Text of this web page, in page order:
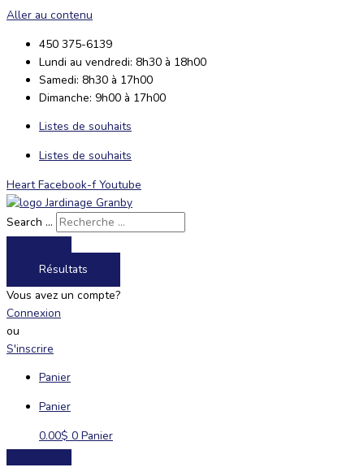
Aller au contenu
450 375-6139
Lundi au vendredi: 8h30 à 18h00
Samedi: 8h30 à 17h00
Dimanche: 9h00 à 17h00
Listes de souhaits
Listes de souhaits
Heart Facebook-f Youtube
Search ...
Résultats
Vous avez un compte?
Connexion
ou
S'inscrire
Panier
Panier
0.00$ 0 Panier